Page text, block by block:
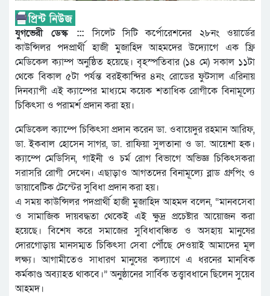
যুগভেরী ডেস্ক :::সিলেট সিটি কর্পোরেশনের ২৮নং ওয়ার্ডের
কাউন্সিলর পদপ্রার্থী হাজী মুজাহিদ আহমদের উদ্যোগে এক ফ্রি
মেডিকেল ক্যাম্প অনুষ্ঠিত হয়েছে। বৃহস্পতিবার (১৪ মে) সকাল ১১টা
থেকে বিকাল ৫টা পর্যন্ত বরইকান্দির ৪নং রোডের ফুটসাল এরিনায়
দিনব্যাপী এই ক্যাম্পের মাধ্যমে কয়েক শতাধিক রোগীকে বিনামূল্যে
চিকিৎসা ও পরামর্শ প্রদান করা হয়।
মেডিকেল ক্যাম্পে চিকিৎসা প্রদান করেন ডা. ওবায়েদুর রহমান আরিফ,
ডা. ইকবাল হোসেন সাগর, ডা. রাফিয়া সুলতানা ও ডা. আয়েশা হক।
ক্যাম্পে মেডিসিন, গাইনী ও চর্ম রোগ বিভাগে অভিজ্ঞ চিকিৎসকরা
সরাসরি রোগী দেখেন। এছাড়াও আগতদের বিনামূল্যে ব্লাড গ্রুপিং ও
ডায়াবেটিক টেস্টের সুবিধা প্রদান করা হয়।
এ সময় কাউন্সিলর পদপ্রার্থী হাজী মুজাহিদ আহমদ বলেন, “মানবসেবা
ও সামাজিক দায়বদ্ধতা থেকেই এই ক্ষুদ্র প্রচেষ্টার আয়োজন করা
হয়েছে। বিশেষ করে সমাজের সুবিধাবঞ্চিত ও অসহায় মানুষের
দোরগোড়ায় মানসম্মত চিকিৎসা সেবা পৌঁছে দেওয়াই আমাদের মূল
লক্ষ্য। আগামীতেও সাধারণ মানুষের কল্যাণে এ ধরনের মানবিক
কর্মকাণ্ড অব্যাহত থাকবে।” অনুষ্ঠানের সার্বিক তত্ত্বাবধানে ছিলেন সুয়েব
আহমদ।